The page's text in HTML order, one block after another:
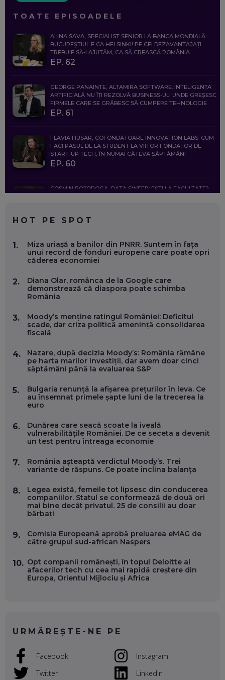
TOATE EPISOADELE
ALINA SAVA, SPECIALIST SENIOR LA BANCA MONDIALĂ:
BUCUREȘTIUL E CA HELSINKI! PE CEI DEZAVANTAJAȚI
TREBUIE SĂ-I AJUTĂM, CA SĂ CREASCĂ ROMÂNIA
EP. 62
GEORGE PANAINTE, ALTAMIRA SOFTWARE: INTELIGENȚA
ARTIFICIALĂ NU ÎȚI REZOLVĂ BUSINESS-UL! UNDE GREȘESC
FIRMELE CARE SE GRĂBESC SĂ CUMPERE TEHNOLOGIE
EP. 61
FLAVIA HUSAR, COFONDATOARE INNOVATION LABS: CUM
FACI PASUL DE LA STUDENT LA VIITOR FONDATOR DE
START-UP TECH, ÎN NUMAI CÂTEVA SĂPTĂMÂNI
EP. 60
COSMIN BOȚOROGA, DATA SWEEP: EȘTI LA FACULTATE?
FOLOSEȘTI TEHNOLOGIA CA SĂ FII MAI BUN LA JOB. ȘI CUM
SE VA SCHIMBA MUNCA, ÎN URMĂTORII ANI
EP. 58
MARIUS PAȘCULEA, COFONDATOR AL KULTH: CUM
FOLOSEȘTI TEHNOLOGIA CA SĂ ÎȚI DESCHIZI DRUMUL
EP. 57
EFICIENT VIAȚA ONLINE. ȘI CARE SUNT PRIMII PAȘI ÎNTR-O
CARIERĂ DE „HACKER CU PERMIS”
EP. 56
DOINA VÎLCEANU, CONTENTSPEED: VREI SUCCES ONLINE?
OLIVIU MATEI, HOLISUN: SOFTWARE DE LA CLUJ PENTRU
VERTICALE FĂRĂ PĂMÂNT
EP. 54
VALENTIN VANCEA, CEO AL PATRIA BANK: AUTOMATIZĂM
PROCESE, DAR CE FACEM CÂND PICĂ BAZA DE DATE, LA
INSTITUȚIILE STATULUI?
EP. 53
VOICU OPREAN (AROBS): CUM CONSTRUIEȘTI O COMPANIE
TA LOCALĂ - ȘI CE SĂ DAI ÎNAPOI
EP. 52
PARTICIPANȚII LA DEZBATERILE DE PE REȚELE SOCIALE
ȚIPĂ, CU FEȚELE ACOPERITE. CUM ÎNVĂȚĂM SĂ DISCUTĂM
EP. 50
HOT PE SPOT
1.
Miza uriașă a banilor din PNRR. Suntem în fața
unui record de fonduri europene care poate opri
căderea economiei
2.
Diana Olar, românca de la Google care
demonstrează că diaspora poate schimba
România
3.
Moody’s menține ratingul României: Deficitul
scade, dar criza politică amenință consolidarea
fiscală
4.
Nazare, după decizia Moody’s: România rămâne
pe harta marilor investiții, dar avem doar cinci
săptămâni până la evaluarea S&P
5.
Bulgaria renunță la afișarea prețurilor în leva. Ce
au însemnat primele șapte luni de la trecerea la
euro
6.
Dunărea care seacă scoate la iveală
vulnerabilitățile României. De ce seceta a devenit
un test pentru întreaga economie
7.
România așteaptă verdictul Moody’s. Trei
variante de răspuns. Ce poate înclina balanța
8.
Legea există, femeile tot lipsesc din conducerea
companiilor. Statul se conformează de două ori
mai bine decât privatul. 25 de consilii au doar
bărbați
9.
Comisia Europeană aprobă preluarea eMAG de
către grupul sud-african Naspers
10. Opt companii românești, în topul Deloitte al
afacerilor tech cu cea mai rapidă creștere din
Europa, Orientul Mijlociu și Africa
URMĂREȘTE-NE PE
Facebook
Twitter
Instagram
LinkedIn